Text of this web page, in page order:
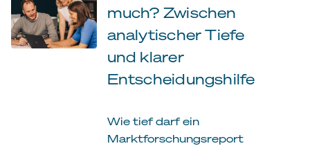
much? Zwischen
analytischer Tiefe
und klarer
Entscheidungshilfe
Wie tief darf ein
Marktforschungsreport